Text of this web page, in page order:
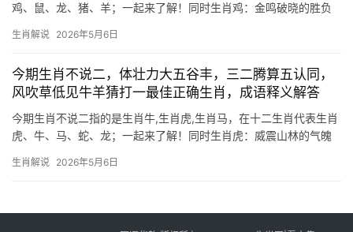
鸡、鼠、龙、猪、羊；一起来了解！同时生肖鸡：金鸣破晓的胜负
色，在命理中，生肖鸡对应地支“酉”，五行属金，象征锐利与果决，
生肖解说 2026年5月6日
今期生肖不说二，体壮力大五谷丰，三二腾算五认同，
风吹草低见牛羊猜打一最佳正确生肖，成语释义解答
今期生肖不说二指的是生肖牛,生肖虎,生肖马，在十二生肖代表生肖
虎、牛、马、蛇、龙；一起来了解！同时生肖虎：威震山林的气魄
正应了虎的王者风范，虎在十二地支中配属“寅”，象征力量与机遇，
生肖解说 2026年5月6日